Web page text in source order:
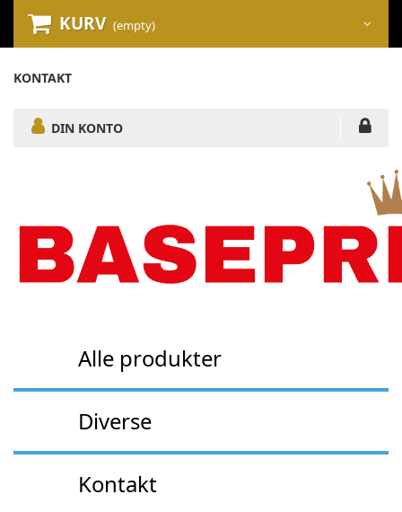
KURV (empty)
KONTAKT
DIN KONTO
Alle produkter
Diverse
Kontakt